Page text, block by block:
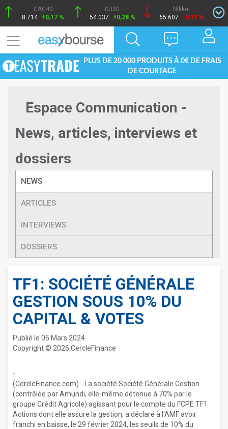
CAC40
8 714 +0,17 %
DJ30
54 037
+0,28 %
Nikkei
65 607
-0,12 %
PLUS DE 20 000 PRODUITS À 0€ DE FRAIS
DE COURTAGE
Espace Communication -
News, articles, interviews et
dossiers
NEWS
ARTICLES
INTERVIEWS
DOSSIERS
TF1: SOCIÉTÉ GÉNÉRALE
GESTION SOUS 10% DU
CAPITAL & VOTES
Publié le 05 Mars 2024
Copyright © 2026 CercleFinance
-
(CercleFinance.com) - La société Société Générale Gestion
(contrôlée par Amundi, elle-même détenue à 70% par le
groupe Crédit Agricole) agissant pour le compte du FCPE TF1
Actions dont elle assure la gestion, a déclaré à l'AMF avoir
franchi en baisse, le 29 février 2024, les seuils de 10% du